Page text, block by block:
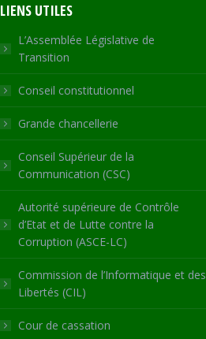
LIENS UTILES
L’Assemblée Législative de
Transition
Conseil constitutionnel
Grande chancellerie
Conseil Supérieur de la
Communication (CSC)
Autorité supérieure de Contrôle
d’Etat et de Lutte contre la
Corruption (ASCE-LC)
Commission de l’Informatique et des
Libertés (CIL)
Cour de cassation